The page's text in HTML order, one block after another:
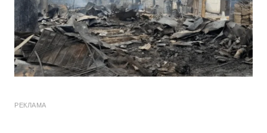
РЕКЛАМА